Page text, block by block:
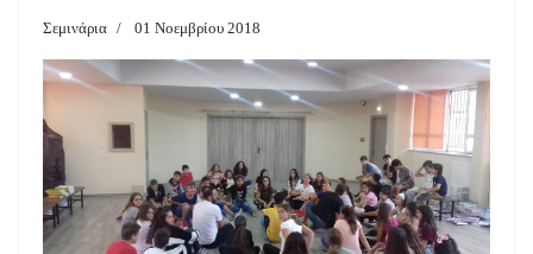
Σεμινάρια 01 Νοεμβρίου 2018